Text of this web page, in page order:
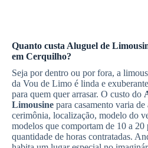
Quanto custa Aluguel de
em Cerquilho?
Seja por dentro ou por fora, a
da Vou de Limo é linda e
para quem quer arrasar. O custo do
Limousine para casamento varia
cerimônia, localização, modelo do
modelos que comportam de 10 a 20
quantidade de horas contratadas.